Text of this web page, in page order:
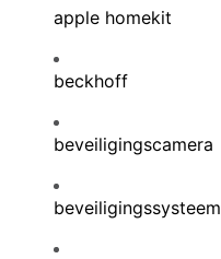
apple homekit
beckhoff
beveiligingscamera
beveiligingssysteem